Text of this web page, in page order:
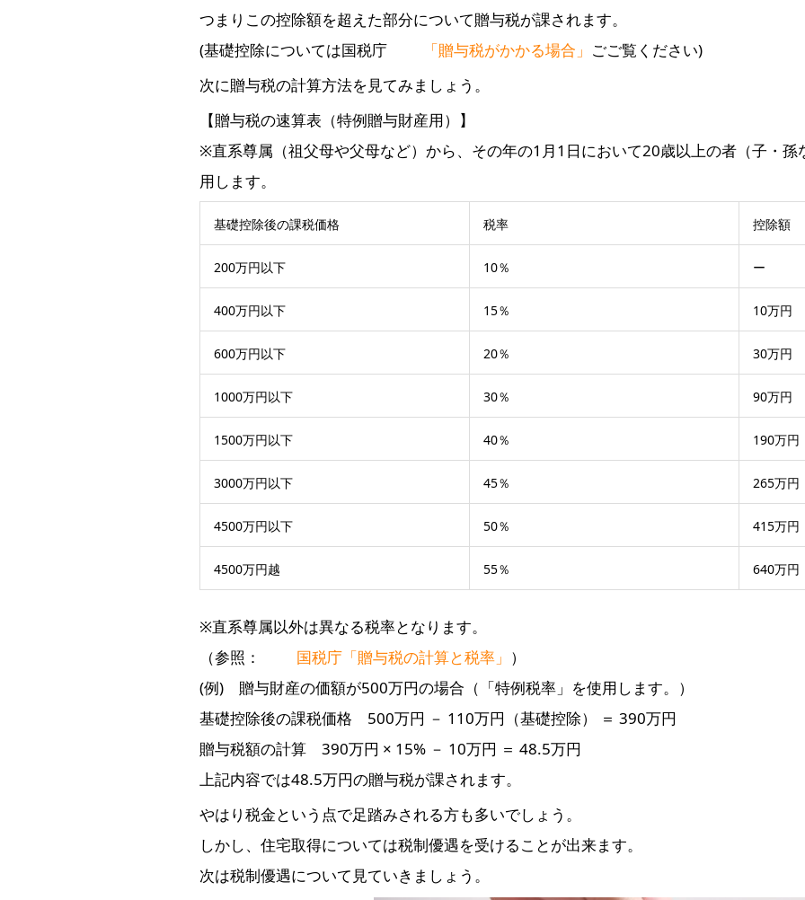
つまりこの控除額を超えた部分について贈与税が課されます。
(基礎控除については国税庁
「贈与税がかかる場合」 ごご覧ください)
次に贈与税の計算方法を見てみましょう。
【贈与税の速算表（特例贈与財産用）】
※直系尊属（祖父母や父母など）から、その年の1月1日において20歳以上の者（子・孫
用します。
基礎控除後の課税価格 税率 控除額
200万円以下 10％ ー
400万円以下 15％ 10万円
600万円以下 20％ 30万円
1000万円以下 30％ 90万円
1500万円以下 40％ 190万円
3000万円以下 45％ 265万円
4500万円以下 50％ 415万円
4500万円越 55％ 640万円
※直系尊属以外は異なる税率となります。
（参照：
国税庁「贈与税の計算と税率」 ）
(例) 贈与財産の価額が500万円の場合（「特例税率」を使用します。）
基礎控除後の課税価格 500万円 － 110万円（基礎控除） ＝ 390万円
贈与税額の計算 390万円 × 15% － 10万円 ＝ 48.5万円
上記内容では48.5万円の贈与税が課されます。
やはり税金という点で足踏みされる方も多いでしょう。
しかし、住宅取得については税制優遇を受けることが出来ます。
次は税制優遇について見ていきましょう。